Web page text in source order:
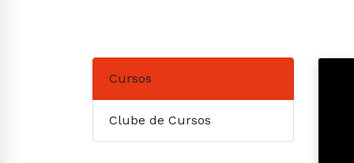
Cursos
Clube de Cursos